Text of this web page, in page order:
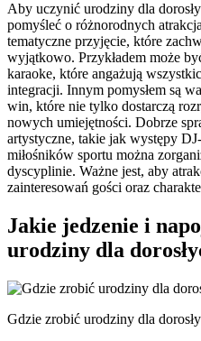
Aby uczynić urodziny dla
pomyśleć o różnorodnych
tematyczne przyjęcie, które
wyjątkowo. Przykładem może
karaoke, które angażują
integracji. Innym pomysłem są
win, które nie tylko dostarczą
nowych umiejętności. Dobrze
artystyczne, takie jak występy
miłośników sportu można
dyscyplinie. Ważne jest, aby
zainteresowań gości oraz
Jakie jedzenie i
urodziny dla
Gdzie zrobić urodziny dla